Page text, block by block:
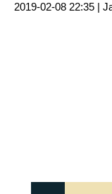
2019-02-08 22:35 |